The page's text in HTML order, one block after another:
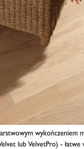
wykończeniem
lub VelvetPro) - łatwe